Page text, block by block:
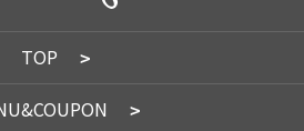
TOP